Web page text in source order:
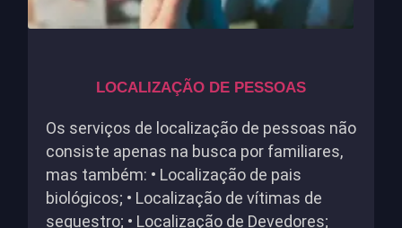
LOCALIZAÇÃO DE PESSOAS
Os serviços de localização de pessoas não
consiste apenas na busca por familiares,
mas também: • Localização de pais
biológicos; • Localização de vítimas de
sequestro; • Localização de Devedores;